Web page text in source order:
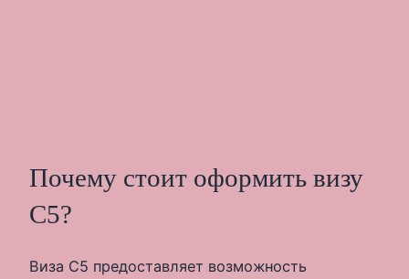
Почему стоит оформить визу
С5?
Виза С5 предоставляет возможность